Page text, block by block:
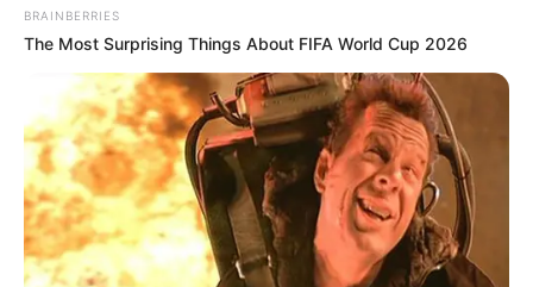
BRAINBERRIES
The Most Surprising Things About FIFA World Cup 2026